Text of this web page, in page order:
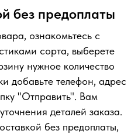
без предоплаты
ознакомьтесь с
сорта, выберете
нужное количество
добавьте телефон, адрес
"Отправить". Вам
деталей заказа.
без предоплаты,